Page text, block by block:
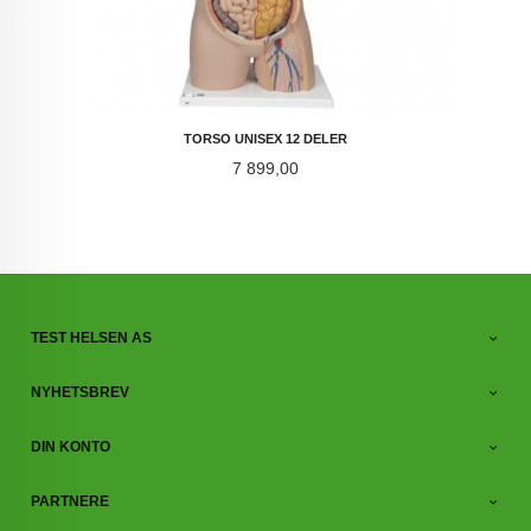
TORSO UNISEX 12 DELER
Pris
7 899,00
TEST HELSEN AS
NYHETSBREV
DIN KONTO
PARTNERE